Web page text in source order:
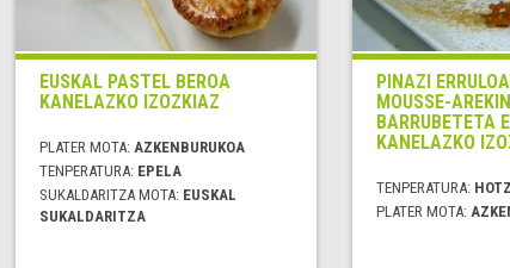
EUSKAL PASTEL BEROA
KANELAZKO IZOZKIAZ
PLATER MOTA: AZKENBURUKOA
TENPERATURA: EPELA
SUKALDARITZA MOTA: EUSKAL
SUKALDARITZA
PINAZI
MOUSSE-AREKIN
BARRUBETETA
KANELAZKO
TENPERATURA:
PLATER MOTA: